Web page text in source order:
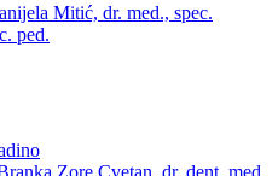
Mitić, dr. med., spec.
ped.